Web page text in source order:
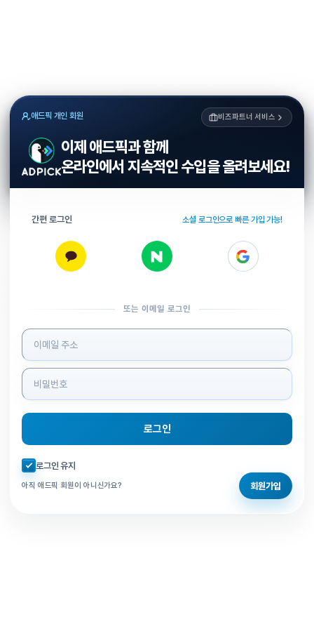
애드픽 개인 회원 비즈파트너 서비스
이제 애드픽과 함께
온라인에서 지속적인 수입을 올려보세요!
간편 로그인 소셜 로그인으로 빠른 가입 가능!
또는 이메일 로그인
로그인 정보 입력
로그인
자동로그인 체크
로그인 유지
아직 애드픽 회원이 아니신가요? 회원가입